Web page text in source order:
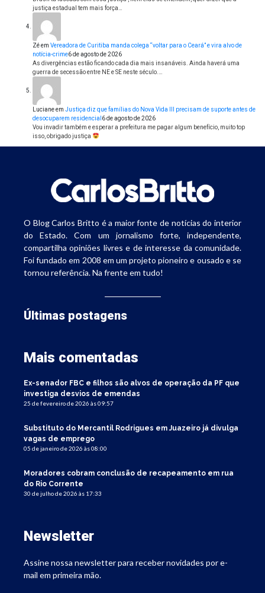
justiça estadual tem mais força…
Zéem Vereadora de Curitiba manda colega “voltar para o Ceará” e vira alvo de
notícia-crime6 de agosto de 2026
As divergências estão ficando cada dia mais insanáveis. Ainda haverá uma
guerra de secessão entre NE e SE neste século.…
Lucianeem Justiça diz que famílias do Nova Vida III precisam de suporte antes de
desocuparem residencial 6 de agosto de 2026
Vou invadir também e esperar a prefeitura me pagar algum benefício, muito top
isso, obrigado justiça
O Blog Carlos Britto é a maior fonte de notícias do interior
do Estado. Com um jornalismo forte, independente,
compartilha opiniões livres e de interesse da comunidade.
Foi fundado em 2008 em um projeto pioneiro e ousado e se
tornou referência. Na frente em tudo!
Últimas postagens
Mais comentadas
Ex-senador FBC e filhos são alvos de operação da PF que
investiga desvios de emendas
25 de fevereiro de 2026 às 09:57
Substituto do Mercantil Rodrigues em Juazeiro já divulga
vagas de emprego
05 de janeiro de 2026 às 08:00
Moradores cobram conclusão de recapeamento em rua
do Rio Corrente
30 de julho de 2026 às 17:33
Newsletter
Assine nossa newsletter para receber novidades por e-
mail em primeira mão.